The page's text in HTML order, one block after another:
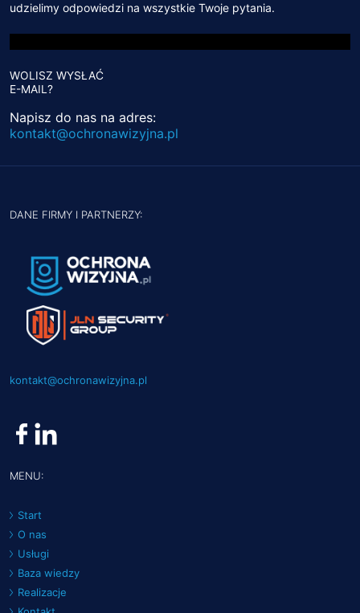
udzielimy odpowiedzi na wszystkie Twoje pytania.
WOLISZ WYSŁAĆ
E-MAIL?
Napisz do nas na adres:
kontakt@ochronawizyjna.pl
DANE FIRMY I PARTNERZY:
kontakt@ochronawizyjna.pl
MENU:
Start
O nas
Usługi
Baza wiedzy
Realizacje